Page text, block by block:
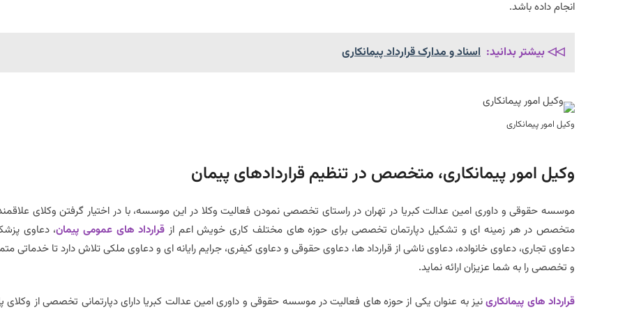
انجام داده باشد.
◁◁ بیشتر بدانید: اسناد و مدارک قرارداد پیمانکاری
وکیل امور پیمانکاری
وکیل امور پیمانکاری، متخصص در تنظیم قراردادهای پیمان
موسسه حقوقی و داوری امین عدالت کبریا در تهران در راستای تخصصی نمودن فعالیت وکلا در این موسسه، با در اختیار گرفتن وکلای
متخصص در هر زمینه ای و تشکیل دپارتمان تخصصی برای حوزه های مختلف کاری خویش اعم از قرارداد های عمومی پیمان، دعاوی
دعاوی تجاری، دعاوی خانواده، دعاوی ناشی از قرارداد ها، دعاوی حقوقی و دعاوی کیفری، جرایم رایانه ای و دعاوی ملکی تلاش دارد تا خدماتی
و تخصصی را به شما عزیزان ارائه نماید.
قرارداد های پیمانکارینیز به عنوان یکی از حوزه های فعالیت در موسسه حقوقی و داوری امین عدالت کبریا دارای دپارتمانی تخصصی از وکلای